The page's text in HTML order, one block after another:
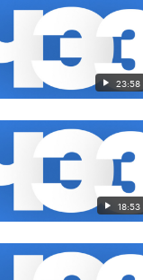
23:58
18:53